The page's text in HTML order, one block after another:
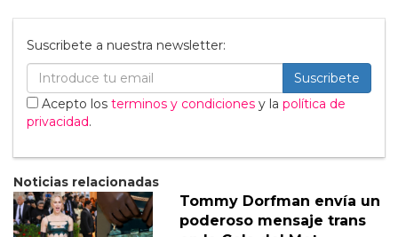
Suscribete a nuestra newsletter:
Suscribete
Acepto los terminos y condiciones y la política de
privacidad.
Noticias relacionadas
Tommy Dorfman envía un
poderoso mensaje trans